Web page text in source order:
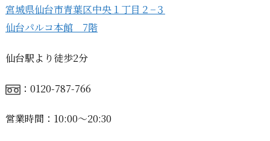
宮城県仙台市青葉区中央１丁目２−３
仙台パルコ本館 7階
仙台駅より徒歩2分
：0120-787-766
営業時間：10:00〜20:30